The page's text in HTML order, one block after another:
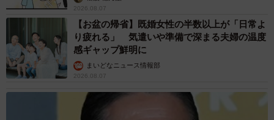
2026.08.07
【お盆の帰省】既婚女性の半数以上が「日常よ
り疲れる」 気遣いや準備で深まる夫婦の温度
感ギャップ鮮明に
まいどなニュース情報部
2026.08.07